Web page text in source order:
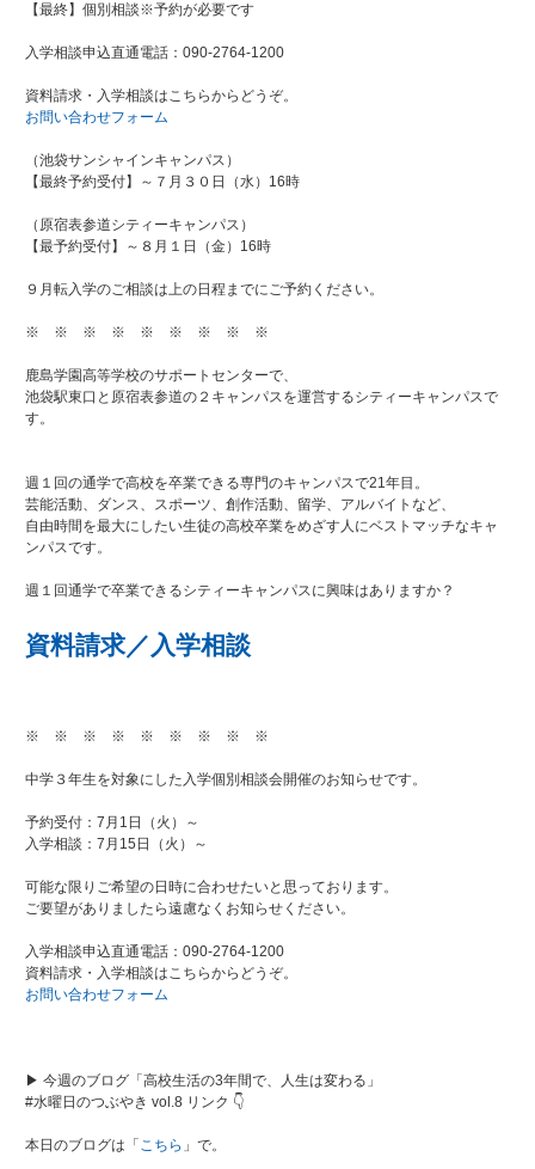
【最終】個別相談※予約が必要です
入学相談申込直通電話：090-2764-1200
資料請求・入学相談はこちらからどうぞ。
お問い合わせフォーム
（池袋サンシャインキャンパス）
【最終予約受付】～７月３０日（水）16時
（原宿表参道シティーキャンパス）
【最予約受付】～８月１日（金）16時
９月転入学のご相談は上の日程までにご予約ください。
※ ※ ※ ※ ※ ※ ※ ※ ※
鹿島学園高等学校のサポートセンターで、
池袋駅東口と原宿表参道の２キャンパスを運営するシティーキャンパスで
す。
週１回の通学で高校を卒業できる専門のキャンパスで21年目。
芸能活動、ダンス、スポーツ、創作活動、留学、アルバイトなど、
自由時間を最大にしたい生徒の高校卒業をめざす人にベストマッチなキャ
ンパスです。
週１回通学で卒業できるシティーキャンパスに興味はありますか？
資料請求／入学相談
※ ※ ※ ※ ※ ※ ※ ※ ※
中学３年生を対象にした入学個別相談会開催のお知らせです。
予約受付：7月1日（火）～
入学相談：7月15日（火）～
可能な限りご希望の日時に合わせたいと思っております。
ご要望がありましたら遠慮なくお知らせください。
入学相談申込直通電話：090-2764-1200
資料請求・入学相談はこちらからどうぞ。
お問い合わせフォーム
▶ 今週のブログ「高校生活の3年間で、人生は変わる」
#水曜日のつぶやき vol.8 リンク 👇
本日のブログは「 こちら 」で。